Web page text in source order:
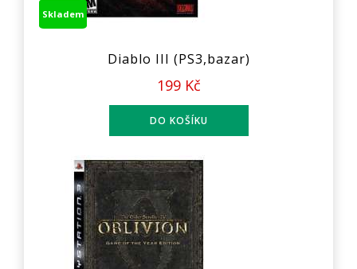
Skladem
Diablo III (PS3,bazar)
199 Kč